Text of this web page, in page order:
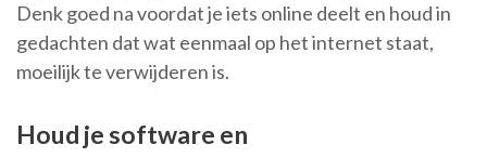
Denk goed na voordat je iets online deelt en houd in
gedachten dat wat eenmaal op het internet staat,
moeilijk te verwijderen is.
Houd je software en